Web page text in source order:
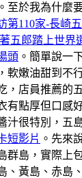
至於我為什麼
第110家-長崎
五郎踏上世界
頭 。簡單說一
軟嫩油甜到不
，店員推薦的
有點厚但口感
汁很特別，五
短影片 。先來
群島，實際上
、黃島、赤島